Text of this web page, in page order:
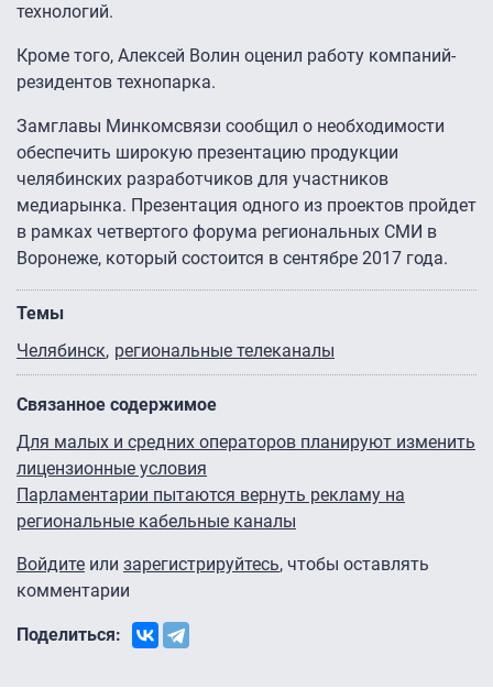
технологий.
Кроме того, Алексей Волин оценил работу компаний-
резидентов технопарка.
Замглавы Минкомсвязи сообщил о необходимости
обеспечить широкую презентацию продукции
челябинских разработчиков для участников
медиарынка. Презентация одного из проектов пройдет
в рамках четвертого форума региональных СМИ в
Воронеже, который состоится в сентябре 2017 года.
Темы
Челябинск региональные телеканалы
Связанное содержимое
Для малых и средних операторов планируют изменить
лицензионные условия
Парламентарии пытаются вернуть рекламу на
региональные кабельные каналы
Войдите или зарегистрируйтесь, чтобы оставлять
комментарии
Поделиться: